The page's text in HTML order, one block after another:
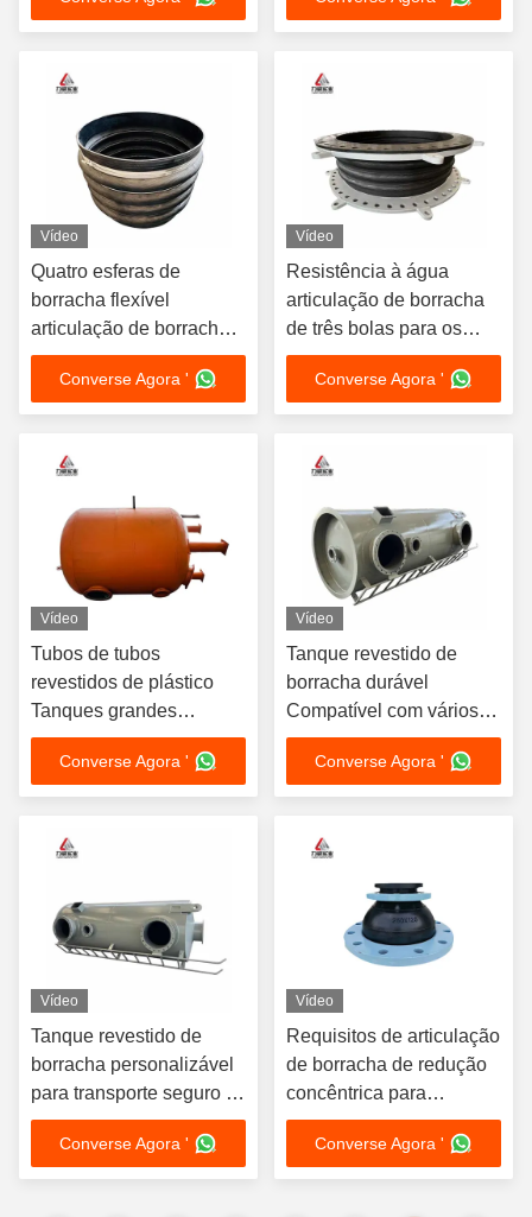
Vídeo
Quatro esferas de
borracha flexível
articulação de borracha
produtos personalizados
para várias aplicações
Converse Agora '
Vídeo
Resistência à água
articulação de borracha
de três bolas para os
requisitos do cliente
Converse Agora '
Vídeo
Tubos de tubos
revestidos de plástico
Tanques grandes
revestimentos não
metálicos
Converse Agora '
Vídeo
Tanque revestido de
borracha durável
Compatível com vários
produtos químicos
Vantagens
personalizáveis
Converse Agora '
Vídeo
Tanque revestido de
borracha personalizável
para transporte seguro e
durável de fluidos
Converse Agora '
Vídeo
Requisitos de articulação
de borracha de redução
concêntrica para
instalação de tubos
Converse Agora '